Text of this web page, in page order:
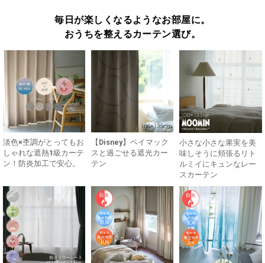
毎日が楽しくなるようなお部屋に。
おうちを整えるカーテン選び。
淡色×杢調がとってもお
しゃれな遮熱1級カーテ
ン！防炎加工で安心。
【Disney】ベイマック
スと過ごせる遮光カー
テン
小さな小さな果実を美
味しそうに頬張るリト
ルミイにキュンなレー
スカーテン